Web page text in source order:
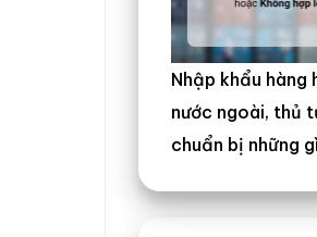
Nhập khẩu hàng
nước ngoài, thủ
chuẩn bị những